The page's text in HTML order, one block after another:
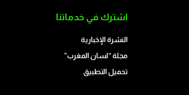
اشترك في خدماتنا
النشرة الإخبارية
مجلة “لسان المغرب”
تحميل التطبيق